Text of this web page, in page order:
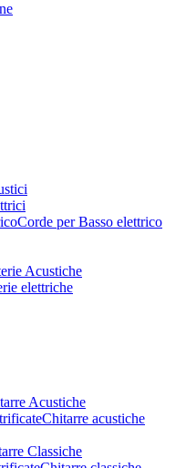
Corde per Basso elettrico
Acustiche
elettriche
Acustiche
Chitarre acustiche
Classiche